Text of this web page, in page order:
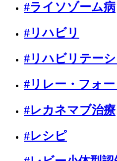
#ライソゾーム病
#リハビリ
#リハビリテー
#リレー・フォ
#レカネマブ治療
#レシピ